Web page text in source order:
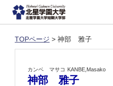
TOPページ > 神部 雅子
カンベ マサコ KANBE,Masako
神部 雅子